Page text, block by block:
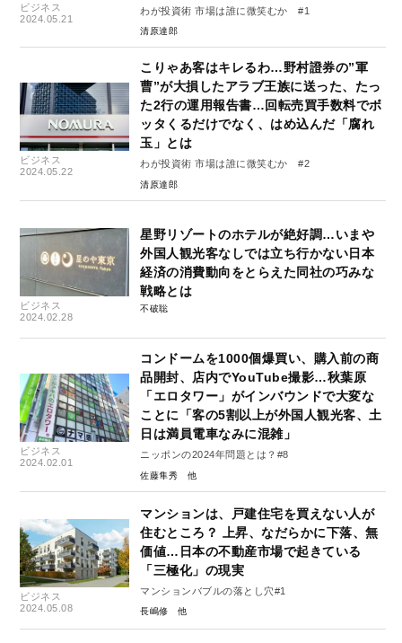
ビジネス
2024.05.21
わが投資術 市場は誰に微笑むか #1
清原達郎
ビジネス
2024.05.22
こりゃあ客はキレるわ…野村證券の”軍
曹”が大損したアラブ王族に送った、たっ
た2行の運用報告書…回転売買手数料でボ
ッタくるだけでなく、はめ込んだ「腐れ
玉」とは
わが投資術 市場は誰に微笑むか #2
清原達郎
ビジネス
2024.02.28
星野リゾートのホテルが絶好調…いまや
外国人観光客なしでは立ち行かない日本
経済の消費動向をとらえた同社の巧みな
戦略とは
不破聡
ビジネス
2024.02.01
コンドームを1000個爆買い、購入前の商
品開封、店内でYouTube撮影…秋葉原
「エロタワー」がインバウンドで大変な
ことに「客の5割以上が外国人観光客、土
日は満員電車なみに混雑」
ニッポンの2024年問題とは？#8
佐藤隼秀
ビジネス
2024.05.08
マンションは、戸建住宅を買えない人が
住むところ？ 上昇、なだらかに下落、無
価値…日本の不動産市場で起きている
「三極化」の現実
マンションバブルの落とし穴#1
長嶋修